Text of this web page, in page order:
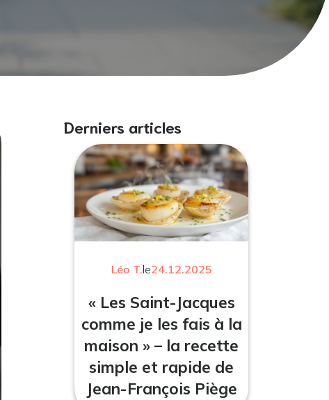
Derniers articles
Léo T.le24.12.2025
« Les Saint-Jacques
comme je les fais à la
maison » – la recette
simple et rapide de
Jean-François Piège